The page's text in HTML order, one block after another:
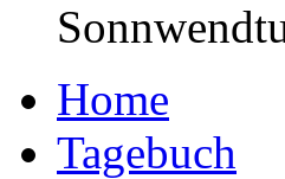
Home
Tagebuch